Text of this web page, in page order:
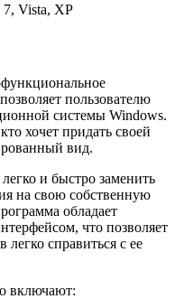
7, Vista, XP
пользователю
системы Windows.
хочет придать своей
вид.
и быстро заменить
на свою собственную
обладает
что позволяет
справиться с ее
включают: